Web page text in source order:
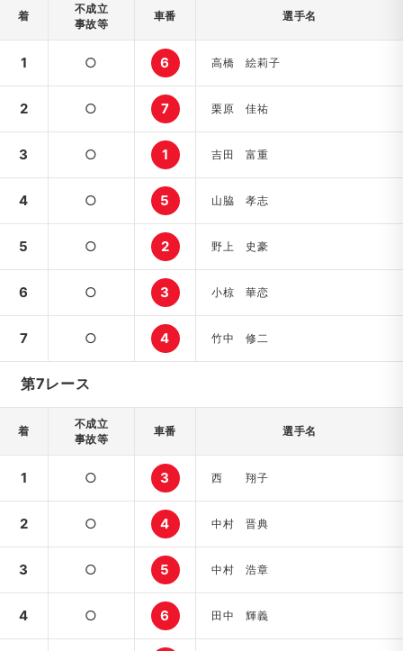
着
不成立
事故等
車番 選手名
1 ○ 6 高橋 絵莉子
2 ○ 7 栗原 佳祐
3 ○ 1 吉田 富重
4 ○ 5 山脇 孝志
5 ○ 2 野上 史豪
6 ○ 3 小椋 華恋
7 ○ 4 竹中 修二
第7レース
着
不成立
事故等
車番 選手名
1 ○ 3 西 翔子
2 ○ 4 中村 晋典
3 ○ 5 中村 浩章
4 ○ 6 田中 輝義